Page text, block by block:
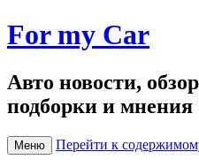
For my Car
Авто новости,
подборки и мнения
Меню Перейти к